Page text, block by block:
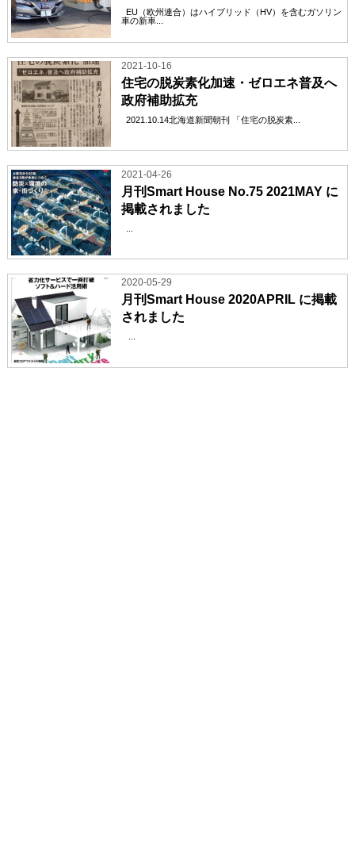
EU（欧州連合）はハイブリッド（HV）を含むガソリン
車の新車...
2021-10-16
住宅の脱炭素化加速・ゼロエネ普及へ
政府補助拡充
2021.10.14北海道新聞朝刊 「住宅の脱炭素...
2021-04-26
月刊Smart House No.75 2021MAY に
掲載されました
2020-05-29
月刊Smart House 2020APRIL に掲載
されました
...